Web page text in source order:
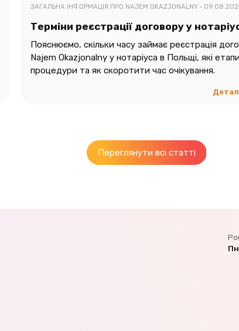
ЗАГАЛЬНА ІНФОРМАЦІЯ ПРО NAJEM OKAZJONALNY ·
Терміни реєстрації договору у
Пояснюємо, скільки часу займає реєстрація
Najem Okazjonalny у нотаріуса в Польщі, які
процедури та як скоротити час очікування.
Переглянути всі статті